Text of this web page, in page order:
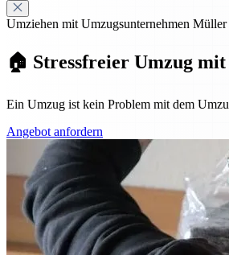
Umziehen mit Umzugsunternehmen Müller
🏠 Stressfreier Umzug
Ein Umzug ist kein Problem mit dem
Angebot anfordern